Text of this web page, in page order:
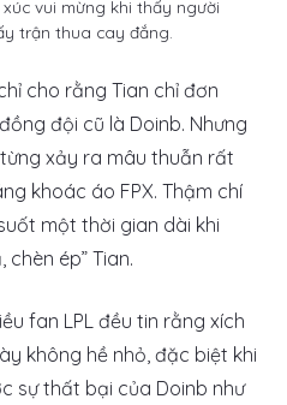
vui mừng khi thấy người
trận thua cay đắng.
cho rằng Tian chỉ đơn
đội cũ là Doinb. Nhưng
xảy ra mâu thuẫn rất
khoác áo FPX. Thậm chí
một thời gian dài khi
ép” Tian.
fan LPL đều tin rằng xích
không hề nhỏ, đặc biệt khi
sự thất bại của Doinb như